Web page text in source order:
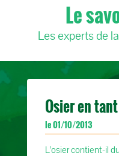
Le
Les experts de
Osier en
le 01/10/2013
L'osier contient-il